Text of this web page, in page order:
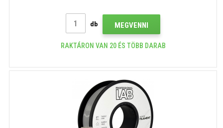
db MEGVENNI
RAKTÁRON VAN 20 ÉS TÖBB DARAB